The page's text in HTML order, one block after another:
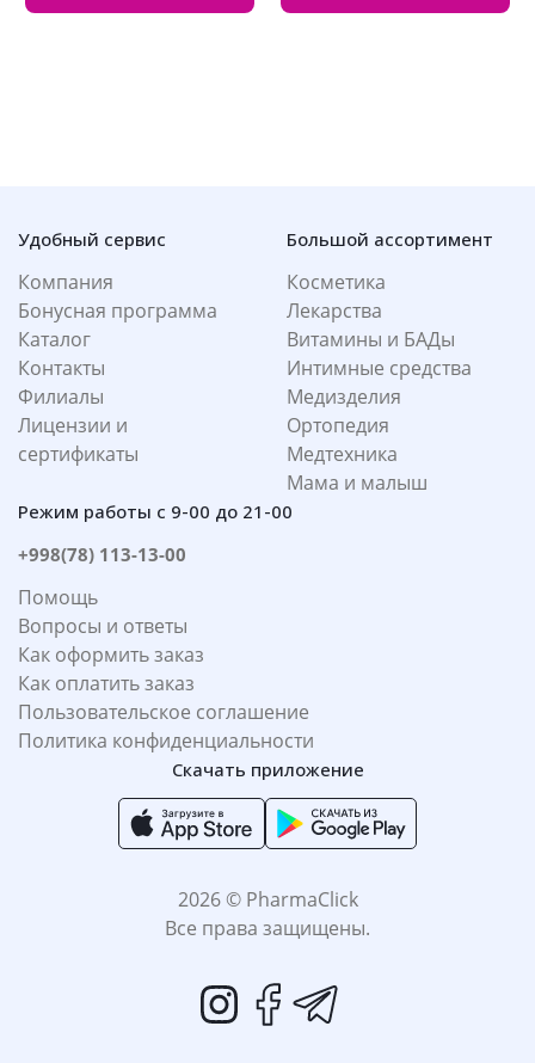
Удобный сервис
Компания
Бонусная программа
Каталог
Контакты
Филиалы
Лицензии и
сертификаты
Большой ассортимент
Косметика
Лекарства
Витамины и БАДы
Интимные средства
Медизделия
Ортопедия
Медтехника
Мама и малыш
Режим работы с 9-00 до 21-00
+998(78) 113-13-00
Помощь
Вопросы и ответы
Как оформить заказ
Как оплатить заказ
Пользовательское соглашение
Политика конфиденциальности
Скачать приложение
2026 © PharmaClick
Все права защищены.